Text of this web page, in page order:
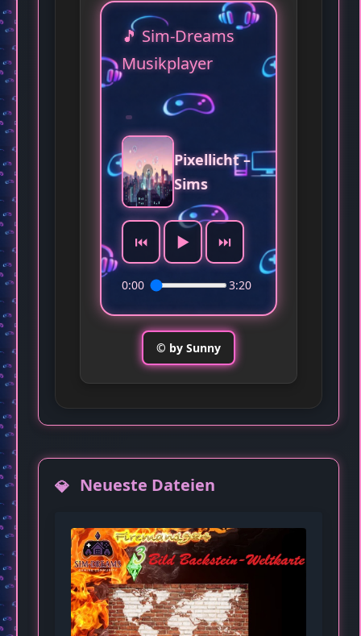
🎵 Sim‑Dreams
Musikplayer
Pixellicht –
Sims
⏮️ ▶️ ⏭️
0:00 3:20
© by Sunny
Neueste Dateien
💎Deko/Möbel
Digitale Weltuhr
Fireman1984
21. Februar 2026 um 23:32 0 Kommentare